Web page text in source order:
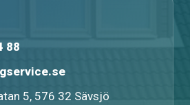
88
5, 576 32 Sävsjö